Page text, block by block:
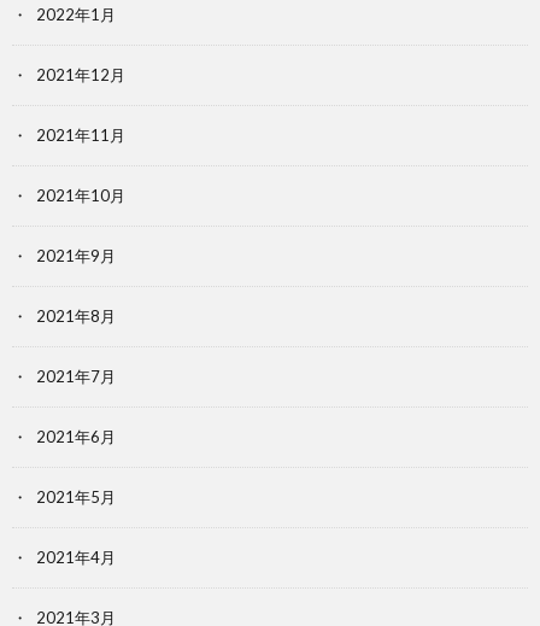
2022年1月
2021年12月
2021年11月
2021年10月
2021年9月
2021年8月
2021年7月
2021年6月
2021年5月
2021年4月
2021年3月